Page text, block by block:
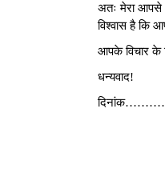
अतः मेरा आपसे
विश्वास है कि
आपके विचार के
धन्यवाद!